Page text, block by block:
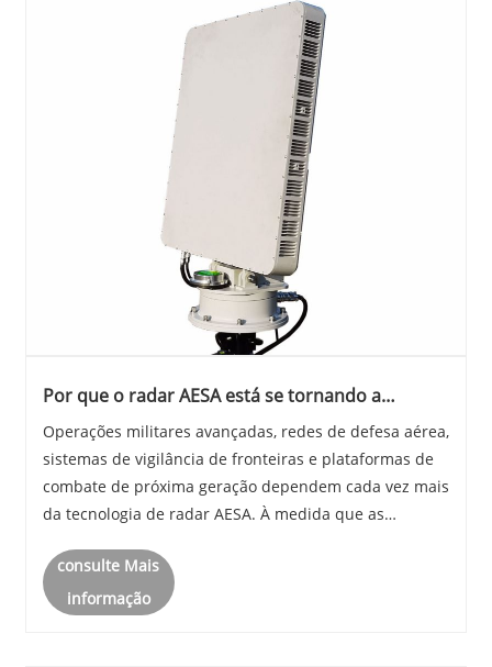
Por que o radar AESA está se tornando a
de defesa e vigilância
Operações militares avançadas, redes de defesa aérea,
sistemas de vigilância de fronteiras e plataformas de
combate de próxima geração dependem cada vez mais
da tecnologia de radar AESA. À medida que as
mais complexos, as soluções de radar tradicion......
consulte Mais
informação